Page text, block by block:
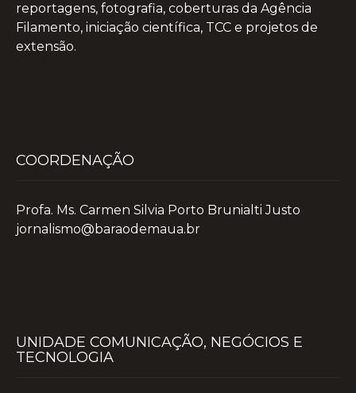
reportagens, fotografia, coberturas da Agência
Filamento, iniciação científica, TCC e projetos de
extensão.
COORDENAÇÃO
Profa. Ms. Carmen Silvia Porto Brunialti Justo
jornalismo@baraodemaua.br
UNIDADE COMUNICAÇÃO, NEGÓCIOS E
TECNOLOGIA